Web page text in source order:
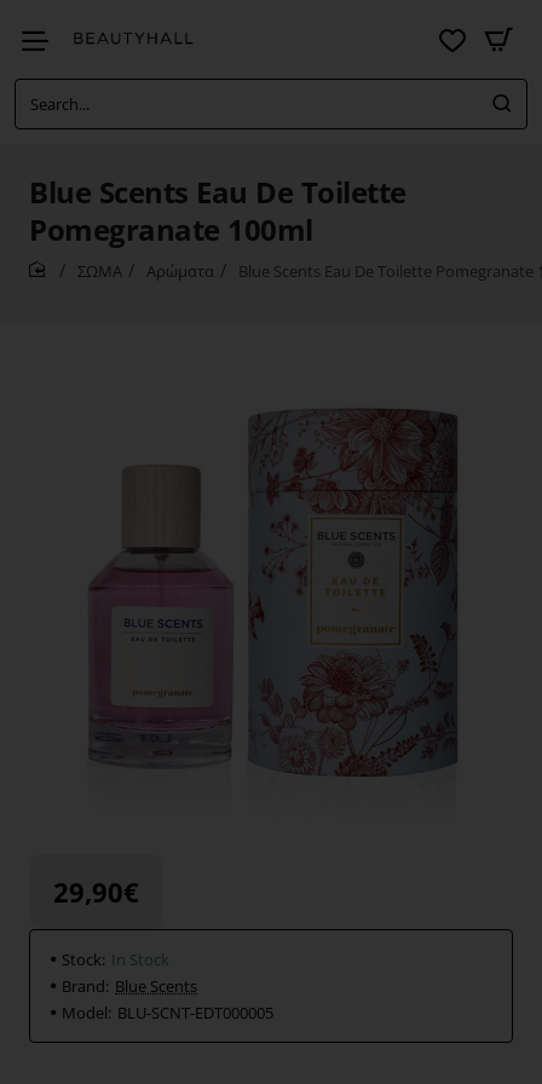
Search...
Blue Scents Eau De Toilette
Pomegranate 100ml
ΣΩΜΑ Αρώματα Blue Scents Eau De Toilette Pomegranate
29,90€
Stock: In Stock
Brand: Blue Scents
Model: ΒLU-SCΝΤ-ΕDΤ000005